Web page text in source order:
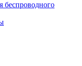
беспроводного